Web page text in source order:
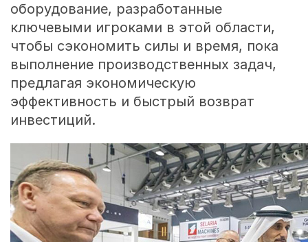
оборудование, разработанные
ключевыми игроками в этой области,
чтобы сэкономить силы и время, пока
выполнение производственных задач,
предлагая экономическую
эффективность и быстрый возврат
инвестиций.